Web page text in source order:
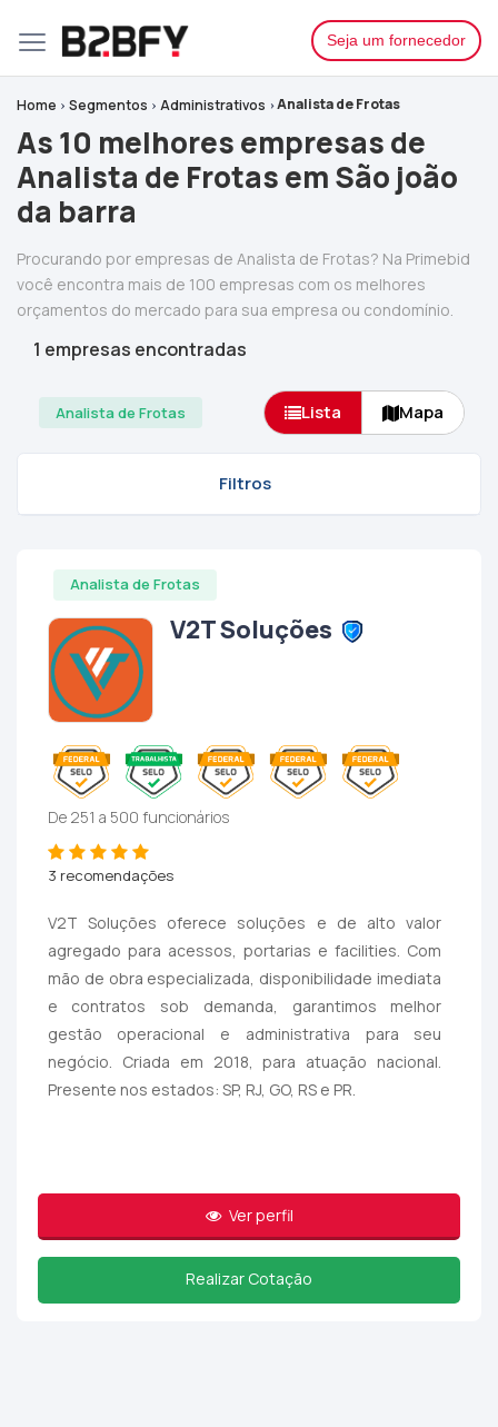
Seja um fornecedor
Home Segmentos Administrativos Analista de Frotas
As 10 melhores empresas de
Analista de Frotas em São joão
da barra
Procurando por empresas de Analista de Frotas? Na Primebid
você encontra mais de 100 empresas com os melhores
orçamentos do mercado para sua empresa ou condomínio.
1 empresas encontradas
Analista de Frotas Lista Mapa
Filtros
Analista de Frotas
V2T Soluções
De 251 a 500 funcionários
3 recomendações
V2T Soluções oferece soluções e de alto valor
agregado para acessos, portarias e facilities. Com
mão de obra especializada, disponibilidade imediata
e contratos sob demanda, garantimos melhor
gestão operacional e administrativa para seu
negócio. Criada em 2018, para atuação nacional.
Presente nos estados: SP, RJ, GO, RS e PR.
Ver perfil
Realizar Cotação